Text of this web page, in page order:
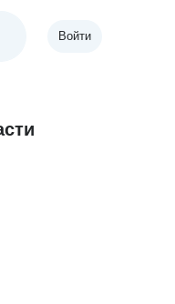
Войти